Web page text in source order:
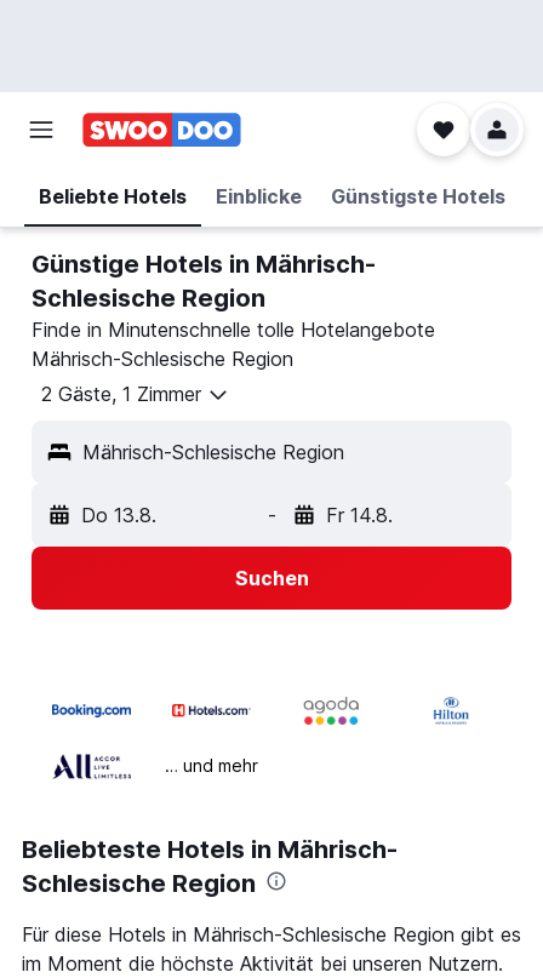
Beliebte Hotels Einblicke Günstigste Hotels
Günstige Hotels in Mährisch-
Schlesische Region
Finde in Minutenschnelle tolle Hotelangebote
Mährisch-Schlesische Region
2 Gäste, 1 Zimmer
Mährisch-Schlesische Region
Do 13.8. - Fr 14.8.
Suchen
… und mehr
Beliebteste Hotels in Mährisch-
Schlesische Region
Für diese Hotels in Mährisch-Schlesische Region gibt es
im Moment die höchste Aktivität bei unseren Nutzern.